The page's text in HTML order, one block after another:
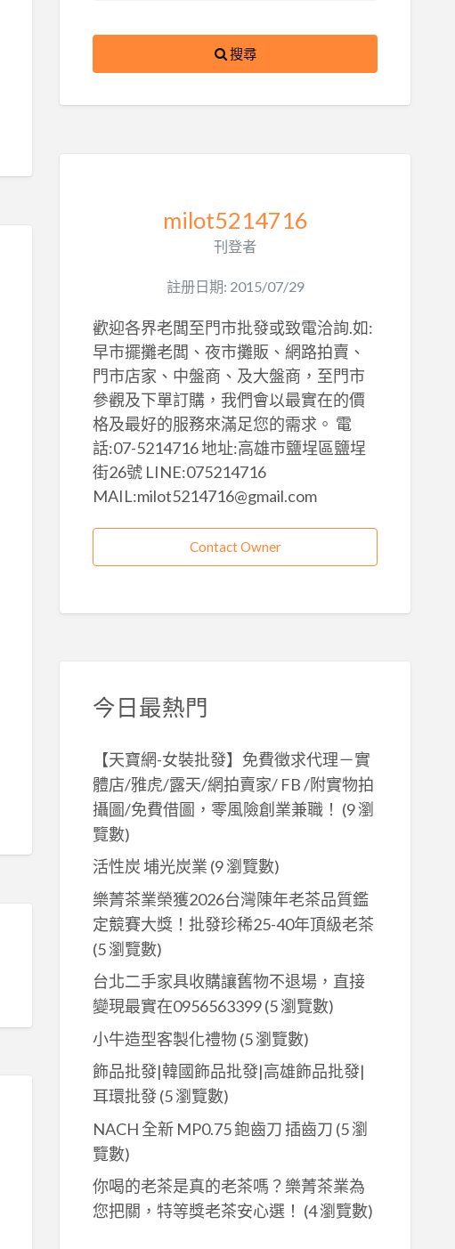
搜尋
milot5214716
刊登者
註册日期: 2015/07/29
歡迎各界老闆至門市批發或致電洽詢.如:
早市擺攤老闆、夜市攤販、網路拍賣、
門市店家、中盤商、及大盤商，至門市
參觀及下單訂購，我們會以最實在的價
格及最好的服務來滿足您的需求。 電
話:07-5214716 地址:高雄市鹽埕區鹽埕
街26號 LINE:075214716
MAIL:milot5214716@gmail.com
Contact Owner
今日最熱門
【天寶網-女裝批發】免費徵求代理－實
體店/雅虎/露天/網拍賣家/ FB /附實物拍
攝圖/免費借圖，零風險創業兼職！ (9 瀏
覽數)
活性炭 埔光炭業 (9 瀏覽數)
樂菁茶業榮獲2026台灣陳年老茶品質鑑
定競賽大獎！批發珍稀25-40年頂級老茶
(5 瀏覽數)
台北二手家具收購讓舊物不退場，直接
變現最實在0956563399(5 瀏覽數)
小牛造型客製化禮物 (5 瀏覽數)
飾品批發|韓國飾品批發|高雄飾品批發|
耳環批發(5 瀏覽數)
NACH 全新 MP0.75 鉋齒刀 插齒刀 (5 瀏
覽數)
你喝的老茶是真的老茶嗎？樂菁茶業為
您把關，特等獎老茶安心選！ (4 瀏覽數)